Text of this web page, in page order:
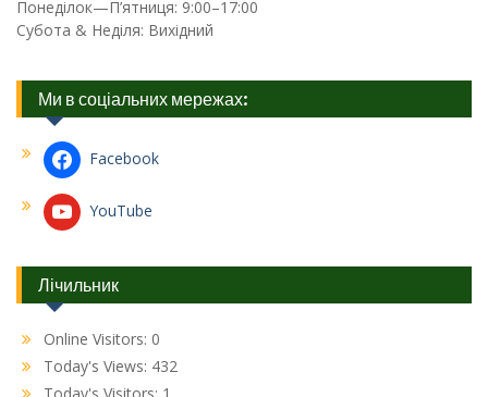
Понеділок—П’ятниця: 9:00–17:00
Субота & Неділя: Вихідний
Ми в соціальних мережах:
Facebook
YouTube
Лічильник
Online Visitors: 0
Today's Views: 432